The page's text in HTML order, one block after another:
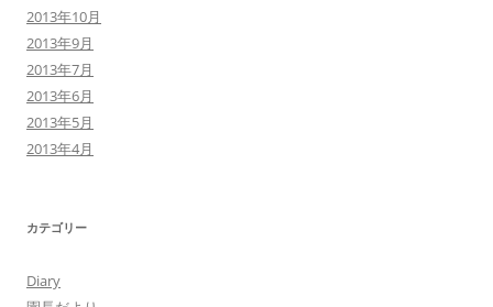
2013年10月
2013年9月
2013年7月
2013年6月
2013年5月
2013年4月
カテゴリー
Diary